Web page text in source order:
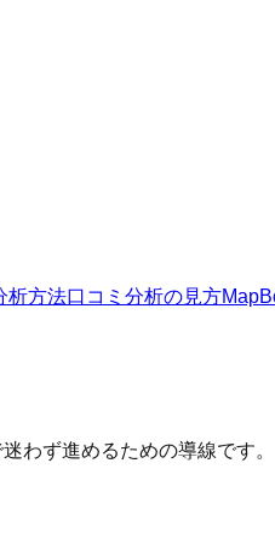
析方法口コミ分析の見方
わず進めるための導線です。